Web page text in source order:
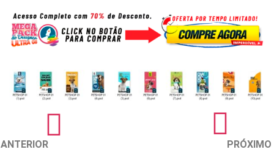
ANTERIOR PRÓXIMO